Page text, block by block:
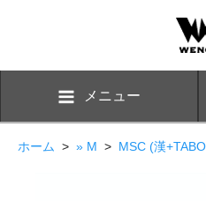
メニュー
ホーム > » M > MSC (漢